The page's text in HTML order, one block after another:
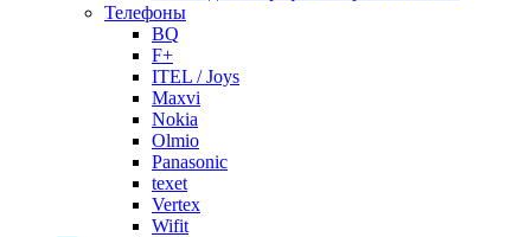
Телефоны
BQ
F+
ITEL / Joys
Maxvi
Nokia
Olmio
Panasonic
texet
Vertex
Wifit